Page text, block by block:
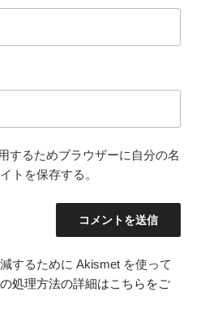
するためブラウザーに自分の名
トを保存する。
するために Akismet を使って
処理方法の詳細はこちらをご